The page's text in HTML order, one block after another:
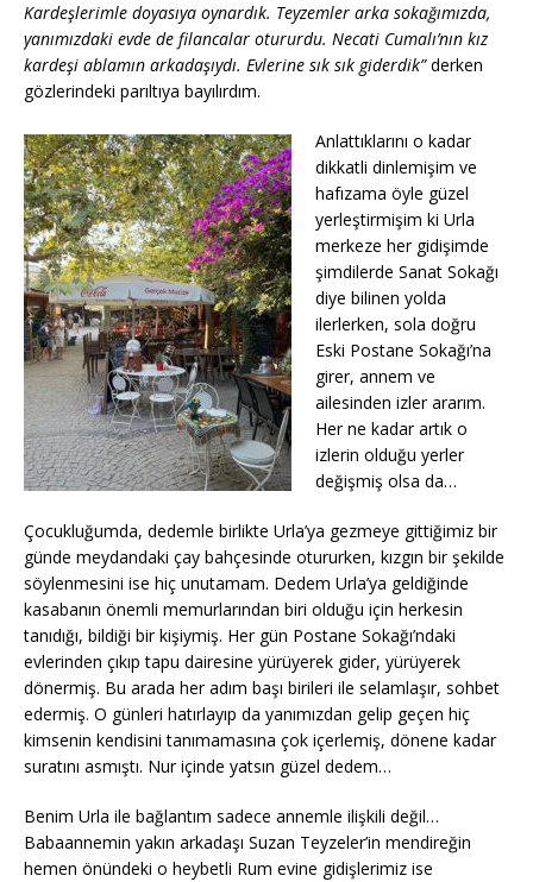
Kardeşlerimle doyasıya oynardık. Teyzemler arka sokağımızda,
yanımızdaki evde de filancalar otururdu. Necati Cumalı’nın kız
kardeşi ablamın arkadaşıydı. Evlerine sık sık giderdik”derken
gözlerindeki parıltıya bayılırdım.
Anlattıklarını o kadar
dikkatli dinlemişim ve
hafızama öyle güzel
yerleştirmişim ki Urla
merkeze her gidişimde
şimdilerde Sanat Sokağı
diye bilinen yolda
ilerlerken, sola doğru
Eski Postane Sokağı’na
girer, annem ve
ailesinden izler ararım.
Her ne kadar artık o
izlerin olduğu yerler
değişmiş olsa da…
Çocukluğumda, dedemle birlikte Urla’ya gezmeye gittiğimiz bir
günde meydandaki çay bahçesinde otururken, kızgın bir şekilde
söylenmesini ise hiç unutamam. Dedem Urla’ya geldiğinde
kasabanın önemli memurlarından biri olduğu için herkesin
tanıdığı, bildiği bir kişiymiş. Her gün Postane Sokağı’ndaki
evlerinden çıkıp tapu dairesine yürüyerek gider, yürüyerek
dönermiş. Bu arada her adım başı birileri ile selamlaşır, sohbet
edermiş. O günleri hatırlayıp da yanımızdan gelip geçen hiç
kimsenin kendisini tanımamasına çok içerlemiş, dönene kadar
suratını asmıştı. Nur içinde yatsın güzel dedem…
Benim Urla ile bağlantım sadece annemle ilişkili değil…
Babaannemin yakın arkadaşı Suzan Teyzeler’in mendireğin
hemen önündeki o heybetli Rum evine gidişlerimiz ise